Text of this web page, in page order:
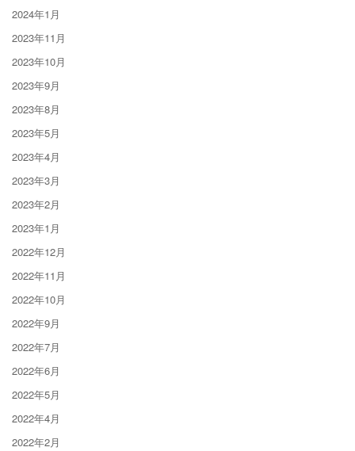
2024年1月
2023年11月
2023年10月
2023年9月
2023年8月
2023年5月
2023年4月
2023年3月
2023年2月
2023年1月
2022年12月
2022年11月
2022年10月
2022年9月
2022年7月
2022年6月
2022年5月
2022年4月
2022年2月